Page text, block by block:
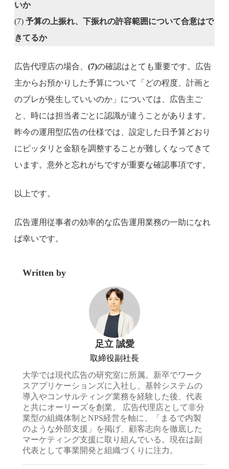
いか
(7) 予算の上振れ、下振れの許容範囲について合意はで
きてるか
広告代理店の場合、 (7)の確認はとても重要です。広告
主からお預かりした予算について「どの程度、計画と
のブレが発生していいのか」については、広告主ご
と、時には担当者ごとに認識が違うことがあります。
昨今の運用型広告の仕様では、設定した日予算どおり
にピッタリと金額を調整することが難しくなってきて
います。意外と忘れがちですが重要な確認事項です。
以上です。
広告運用従事者の効率的な広告運用業務の一助になれ
ば幸いです。
Written by
足立 誠愛
取締役副社長
大学では現代広告の研究室に所属。新卒でワーク
スアプリケーションズに入社し、基幹システムの
導入やコンサルティング業務を経験した後、代表
と共にオーリーズを創業。 広告代理店として非分
業型の組織体制とNPS経営を軸に、「まるで内製
のような外部支援」を掲げ、顧客志向を徹底した
マーケティング支援に取り組んでいる。現在は副
代表として事業開発と組織づくりに注力。